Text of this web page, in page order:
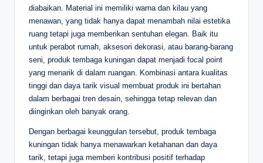
diabaikan. Material ini memiliki warna dan kilau yang
menawan, yang tidak hanya dapat menambah nilai estetika
ruang tetapi juga memberikan sentuhan elegan. Baik itu
untuk perabot rumah, aksesori dekorasi, atau barang-barang
seni, produk tembaga kuningan dapat menjadi focal point
yang menarik di dalam ruangan. Kombinasi antara kualitas
tinggi dan daya tarik visual membuat produk ini bertahan
dalam berbagai tren desain, sehingga tetap relevan dan
diinginkan oleh banyak orang.
Dengan berbagai keunggulan tersebut, produk tembaga
kuningan tidak hanya menawarkan ketahanan dan daya
tarik, tetapi juga memberi kontribusi positif terhadap